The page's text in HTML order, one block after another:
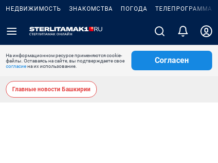
НЕДВИЖИМОСТЬ ЗНАКОМСТВА ПОГОДА ТЕЛЕПРОГРАММА
На информационном ресурсе применяются cookie-
файлы. Оставаясь на сайте, вы подтверждаете свое
согласиена их использование.
Согласен
Главные новости Башкирии